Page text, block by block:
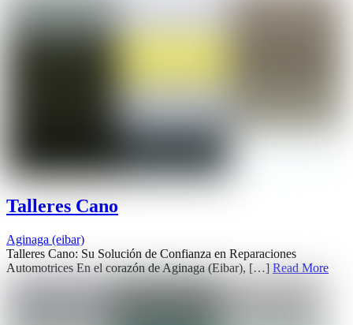
Talleres Cano
Aginaga (eibar)
Talleres Cano: Su Solución de Confianza en Reparaciones
Automotrices En el corazón de Aginaga (Eibar), […] Read More